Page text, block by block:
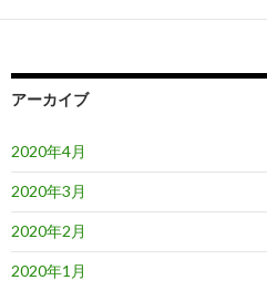
ン
アーカイブ
2020年4月
2020年3月
2020年2月
2020年1月